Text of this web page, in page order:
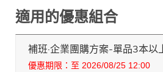
適用的優惠組合
補班·企業團購方案-單品3本以
優惠期限：至 2026/08/25 12:00